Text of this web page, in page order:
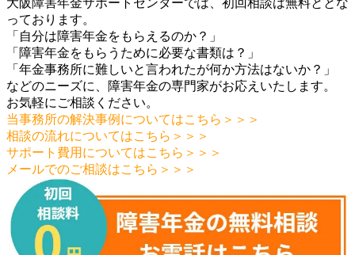
大阪障害年金サポートセンターでは、初回相談は無料ととな
っております。
「自分は障害年金をもらえるのか？」
「障害年金をもらうために必要な書類は？」
「年金事務所に難しいと言われたが何か方法はないか？」
などのニーズに、障害年金の専門家がお応えいたします。
お気軽にご相談ください。
当事務所の解決事例についてはこちら＞＞＞
相談の流れについてはこちら＞＞＞
サポート費用についてはこちら＞＞＞
メールでのご相談はこちら＞＞＞